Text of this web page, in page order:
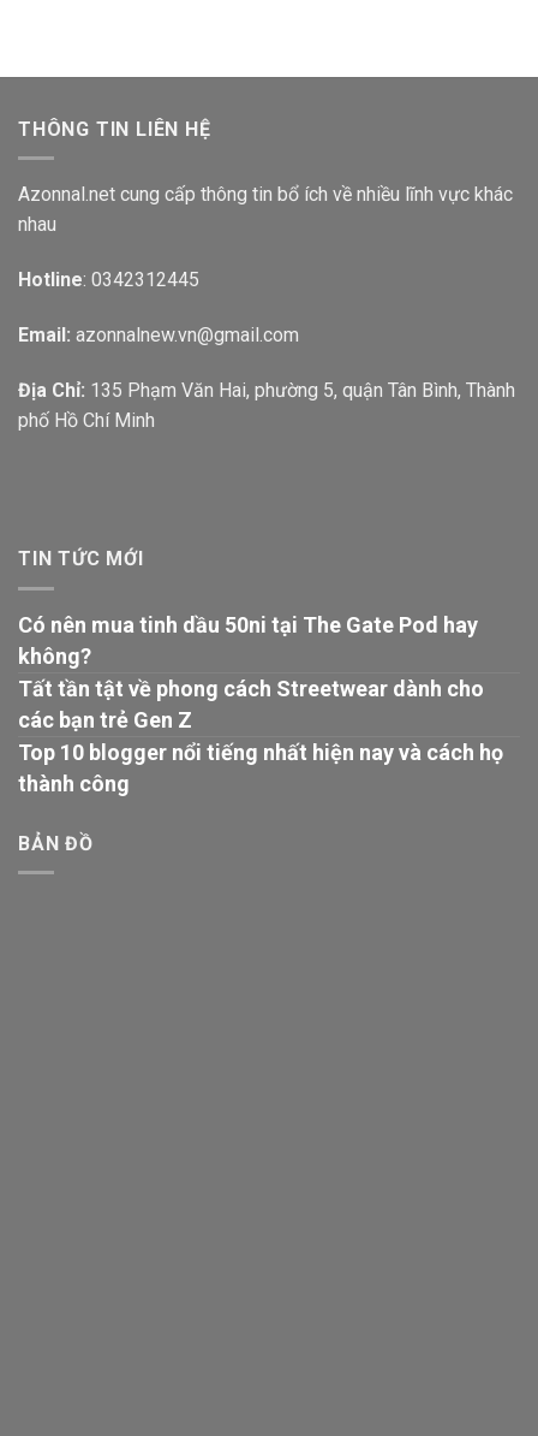
THÔNG TIN LIÊN HỆ
Azonnal.net cung cấp thông tin bổ ích về nhiều lĩnh vực khác
nhau
Hotline: 0342312445
Email: azonnalnew.vn@gmail.com
Địa Chỉ: 135 Phạm Văn Hai, phường 5, quận Tân Bình, Thành
phố Hồ Chí Minh
TIN TỨC MỚI
Có nên mua tinh dầu 50ni tại The Gate Pod hay
không?
Tất tần tật về phong cách Streetwear dành cho
các bạn trẻ Gen Z
Top 10 blogger nổi tiếng nhất hiện nay và cách họ
thành công
BẢN ĐỒ